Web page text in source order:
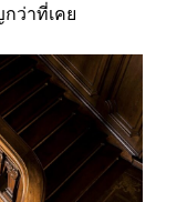
ว่าที่เคย